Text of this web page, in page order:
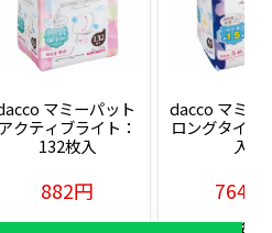
マミーパット
アクティブライト：
132枚入
882円
販売価格(税込)
dacco マミー
ロングタイム
入
764円
販売価格(税